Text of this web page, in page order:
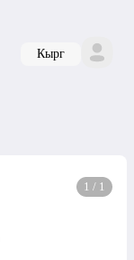
Кырг
1 / 1